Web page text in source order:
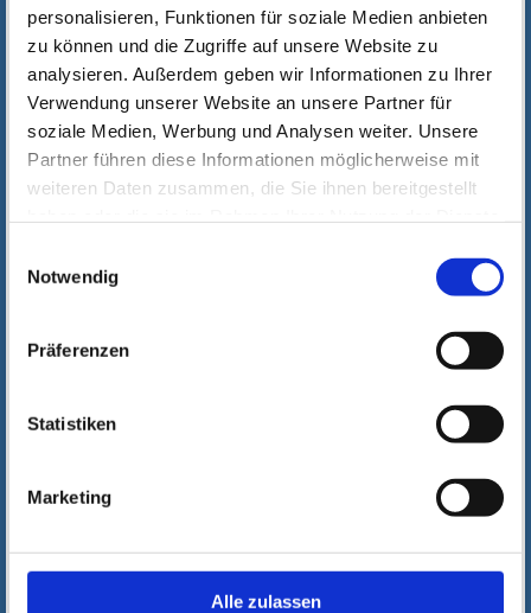
personalisieren, Funktionen für soziale Medien anbieten
zu können und die Zugriffe auf unsere Website zu
analysieren. Außerdem geben wir Informationen zu Ihrer
Verwendung unserer Website an unsere Partner für
soziale Medien, Werbung und Analysen weiter. Unsere
Partner führen diese Informationen möglicherweise mit
weiteren Daten zusammen, die Sie ihnen bereitgestellt
Datenschutzhinweise
Notwendig
Präferenzen
Statistiken
Marketing
Alle zulassen